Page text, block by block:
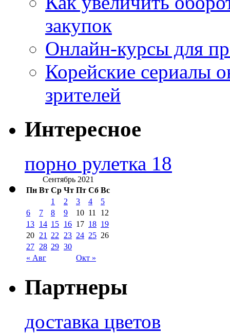
закупок
Онлайн-курсы для
Корейские сериалы
зрителей
Интересное
порно рулетка 18
Сентябрь 2021
Пн Вт Ср Чт Пт Сб Вс
« Авг Окт »
1 2 3 4
5
6
7 8 9 10 11
12
13 14 15 16 17 18 19
20 21 22 23 24 25 26
27 28 29 30
Партнеры
доставка цветов